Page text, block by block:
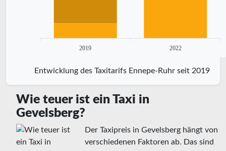
2019 2022
Entwicklung des Taxitarifs Ennepe-Ruhr seit 2019
Wie teuer ist ein Taxi in
Gevelsberg?
Der Taxipreis in Gevelsberg hängt von
verschiedenen Faktoren ab. Das sind